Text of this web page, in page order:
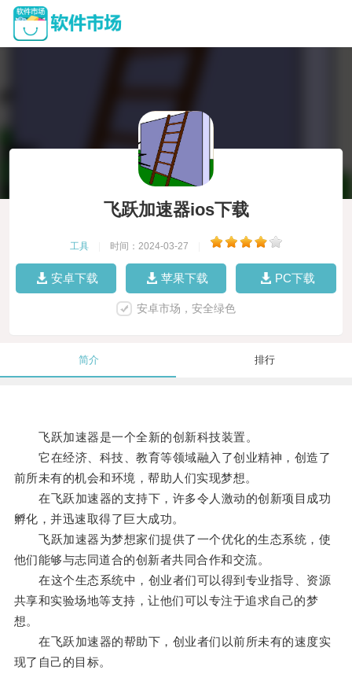
飞跃加速器ios下载
工具 时间：2024-03-27
安卓下载 苹果下载 PC下载
安卓市场，安全绿色
简介 排行
飞跃加速器是一个全新的创新科技装置。
它在经济、科技、教育等领域融入了创业精神，创造了
前所未有的机会和环境，帮助人们实现梦想。
在飞跃加速器的支持下，许多令人激动的创新项目成功
孵化，并迅速取得了巨大成功。
飞跃加速器为梦想家们提供了一个优化的生态系统，使
他们能够与志同道合的创新者共同合作和交流。
在这个生态系统中，创业者们可以得到专业指导、资源
共享和实验场地等支持，让他们可以专注于追求自己的梦
想。
在飞跃加速器的帮助下，创业者们以前所未有的速度实
现了自己的目标。